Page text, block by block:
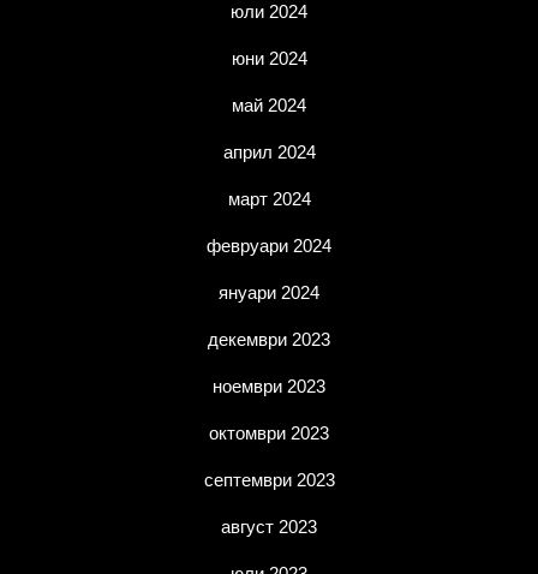
юли 2024
юни 2024
май 2024
април 2024
март 2024
февруари 2024
януари 2024
декември 2023
ноември 2023
октомври 2023
септември 2023
август 2023